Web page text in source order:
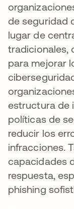
de seguridad
lugar de
tradicionales,
para mejorar
estructura de
políticas de
reducir los
infracciones.
capacidades
respuesta,
phishing